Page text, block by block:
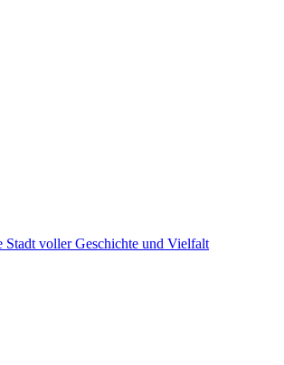
Stadt voller Geschichte und Vielfalt